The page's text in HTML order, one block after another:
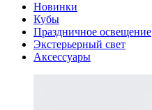
Новинки
Кубы
Праздничное освещение
Экстерьерный свет
Аксессуары